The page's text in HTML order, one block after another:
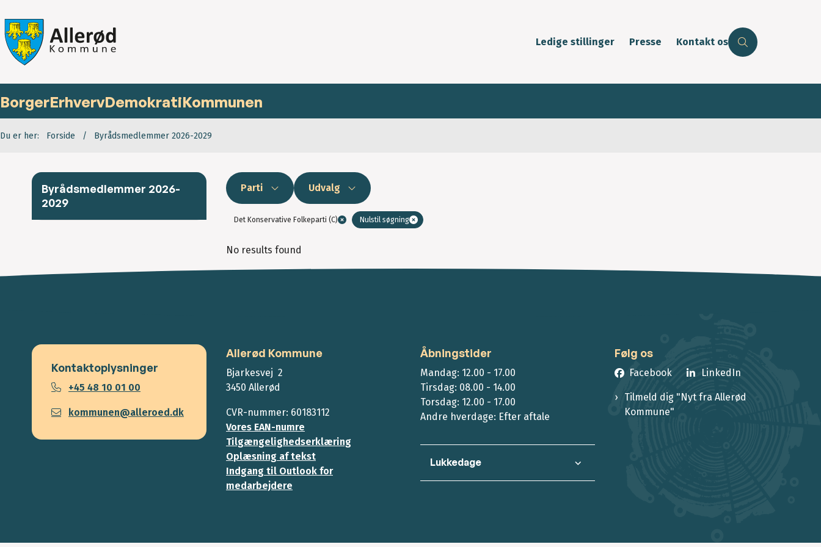
Ledige stillinger Presse Kontakt os
BorgerErhvervDemokratiKommunen
Du er her: Forside Byrådsmedlemmer 2026-2029
Byrådsmedlemmer 2026-
2029
Parti Udvalg
Det Konservative Folkeparti (C) Nulstil søgning
No results found
Kontaktoplysninger
+45 48 10 01 00
kommunen@alleroed.dk
Allerød Kommune
Bjarkesvej 2
3450 Allerød
CVR-nummer: 60183112
Vores EAN-numre
Tilgængelighedserklæring
Oplæsning af tekst
Indgang til Outlook for
medarbejdere
Åbningstider
Mandag: 12.00 - 17.00
Tirsdag: 08.00 - 14.00
Torsdag: 12.00 - 17.00
Andre hverdage: Efter aftale
Lukkedage
Følg os
Facebook LinkedIn
Tilmeld dig "Nyt fra Allerød
Kommune"